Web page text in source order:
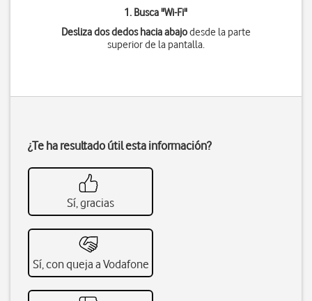
1. Busca "Wi-Fi"
Desliza dos dedos hacia abajodesde la parte
superior de la pantalla.
¿Te ha resultado útil esta información?
Sí, gracias
Sí, con queja a Vodafone